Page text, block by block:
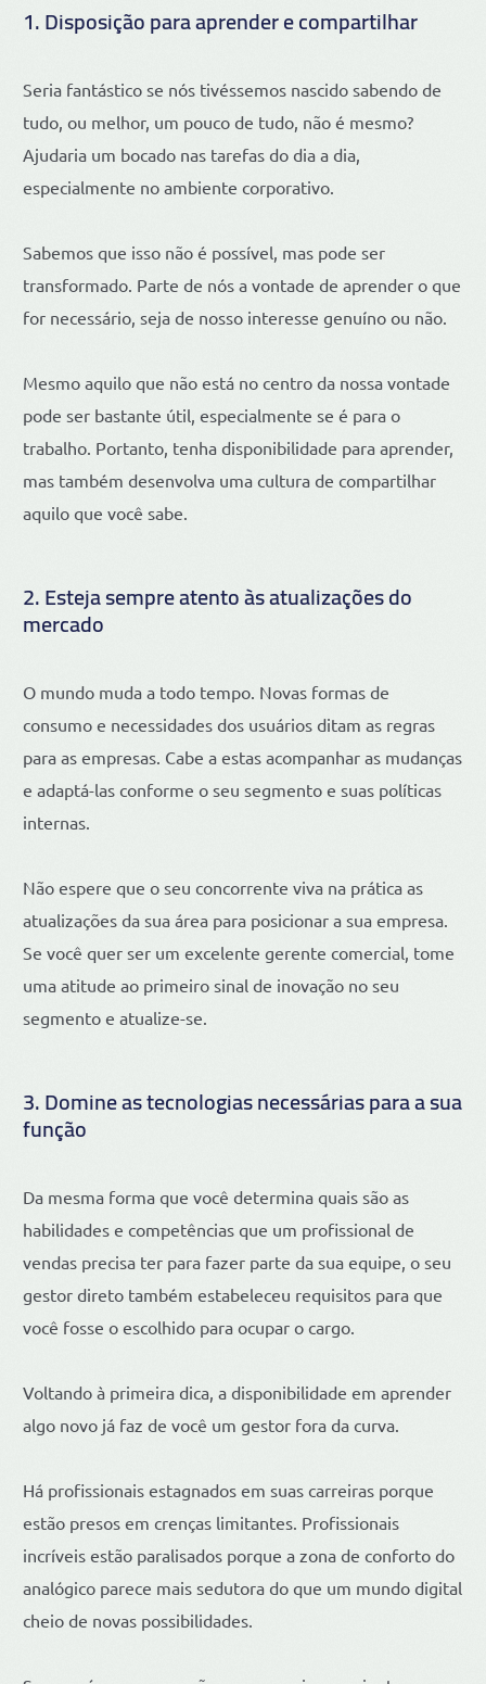
1. Disposição para aprender e compartilhar
Seria fantástico se nós tivéssemos nascido sabendo de
tudo, ou melhor, um pouco de tudo, não é mesmo?
Ajudaria um bocado nas tarefas do dia a dia,
especialmente no ambiente corporativo.
Sabemos que isso não é possível, mas pode ser
transformado. Parte de nós a vontade de aprender o que
for necessário, seja de nosso interesse genuíno ou não.
Mesmo aquilo que não está no centro da nossa vontade
pode ser bastante útil, especialmente se é para o
trabalho. Portanto, tenha disponibilidade para aprender,
mas também desenvolva uma cultura de compartilhar
aquilo que você sabe.
2. Esteja sempre atento às atualizações do
mercado
O mundo muda a todo tempo. Novas formas de
consumo e necessidades dos usuários ditam as regras
para as empresas. Cabe a estas acompanhar as mudanças
e adaptá-las conforme o seu segmento e suas políticas
internas.
Não espere que o seu concorrente viva na prática as
atualizações da sua área para posicionar a sua empresa.
Se você quer ser um excelente gerente comercial, tome
uma atitude ao primeiro sinal de inovação no seu
segmento e atualize-se.
3. Domine as tecnologias necessárias para a sua
função
Da mesma forma que você determina quais são as
habilidades e competências que um profissional de
vendas precisa ter para fazer parte da sua equipe, o seu
gestor direto também estabeleceu requisitos para que
você fosse o escolhido para ocupar o cargo.
Voltando à primeira dica, a disponibilidade em aprender
algo novo já faz de você um gestor fora da curva.
Há profissionais estagnados em suas carreiras porque
estão presos em crenças limitantes. Profissionais
incríveis estão paralisados porque a zona de conforto do
analógico parece mais sedutora do que um mundo digital
cheio de novas possibilidades.